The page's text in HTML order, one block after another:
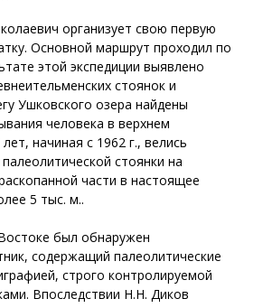
организует свою первую
Основной маршрут проходил по
этой экспедиции выявлено
стоянок и
Ушковского озера найдены
человека в верхнем
начиная с 1962 г., велись
стоянки на
части в настоящее
5 тыс. м..
был обнаружен
содержащий палеолитические
строго контролируемой
Впоследствии Н.Н. Диков